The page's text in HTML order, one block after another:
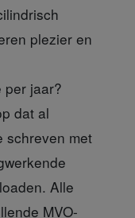
plezier en
per jaar?
dat al
schreven met
Alle
MVO-